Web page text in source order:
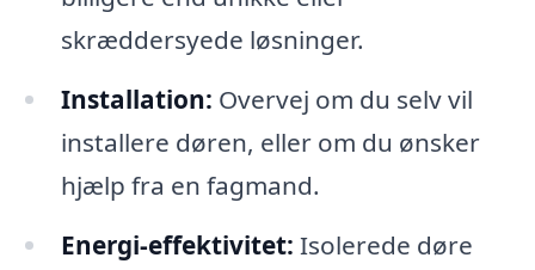
skræddersyede løsninger.
Installation: Overvej om du selv vil
installere døren, eller om du ønsker
hjælp fra en fagmand.
Energi-effektivitet: Isolerede døre